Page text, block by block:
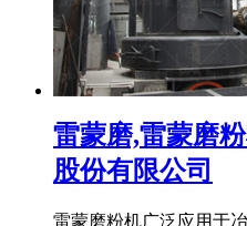
雷蒙磨,雷蒙磨
股份有限公司
雷蒙磨粉机广泛应用于